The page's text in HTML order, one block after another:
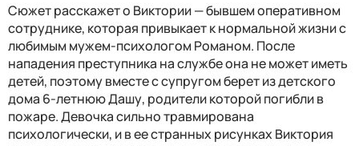
Сюжет расскажет о Виктории — бывшем оперативном
сотруднике, которая привыкает к нормальной жизни с
любимым мужем-психологом Романом. После
нападения преступника на службе она не может иметь
детей, поэтому вместе с супругом берет из детского
дома 6-летнюю Дашу, родители которой погибли в
пожаре. Девочка сильно травмирована
психологически, и в ее странных рисунках Виктория